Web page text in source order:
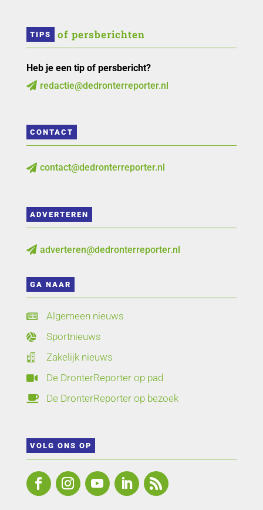
TIPS of persberichten
Heb je een tip of persbericht?
 redactie@dedronterreporter.nl
CONTACT
 contact@dedronterreporter.nl
ADVERTEREN
 adverteren@dedronterreporter.nl
GA NAAR
 Algemeen nieuws
 Sportnieuws
 Zakelijk nieuws
 De DronterReporter op pad
 De DronterReporter op bezoek
VOLG ONS OP